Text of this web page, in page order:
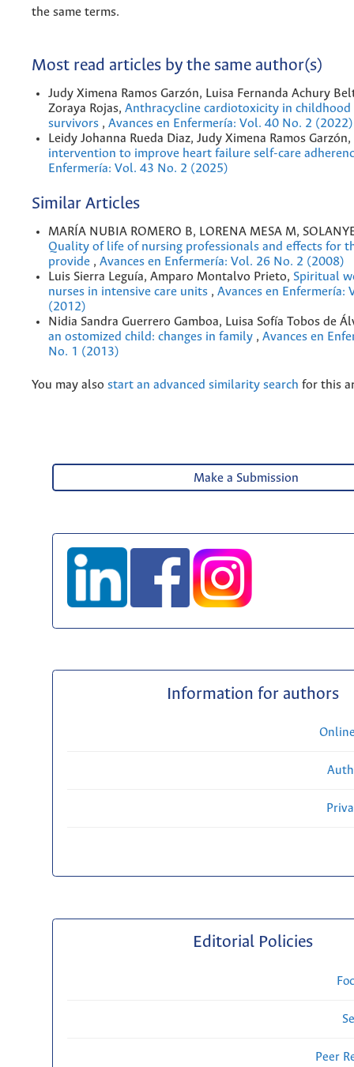
the same terms.
Most read articles by the same author(s)
Judy Ximena Ramos Garzón, Luisa Fernanda Achury
Zoraya Rojas, Anthracycline cardiotoxicity in childhood
survivors , Avances en Enfermería: Vol. 40 No. 2 (2022)
Leidy Johanna Rueda Diaz, Judy Ximena Ramos Garzón,
intervention to improve heart failure self-care
Enfermería: Vol. 43 No. 2 (2025)
Similar Articles
MARÍA NUBIA ROMERO B, LORENA MESA M,
Quality of life of nursing professionals and effects for
provide , Avances en Enfermería: Vol. 26 No. 2 (2008)
Luis Sierra Leguía, Amparo Montalvo Prieto, Spiritual
nurses in intensive care units , Avances en Enfermería:
(2012)
Nidia Sandra Guerrero Gamboa, Luisa Sofía Tobos de
an ostomized child: changes in family , Avances en
No. 1 (2013)
You may also start an advanced similarity search for this
Make a Submission
Information for authors
Editorial Policies
Peer